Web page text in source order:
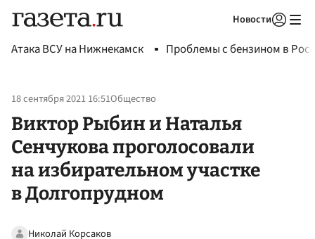
Новости
Атака ВСУ на Нижнекамск Проблемы с бензином в
18 сентября 2021 16:51Общество
Виктор Рыбин и Наталья
Сенчукова проголосовали
на избирательном участке
в Долгопрудном
Николай Корсаков